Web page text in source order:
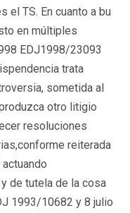
el TS. En cuanto a bu
en múltiples
EDJ1998/23093
trata
sometida al
otro litigio
resoluciones
reiterada
de tutela de la cosa
1993/10682 y 8 julio